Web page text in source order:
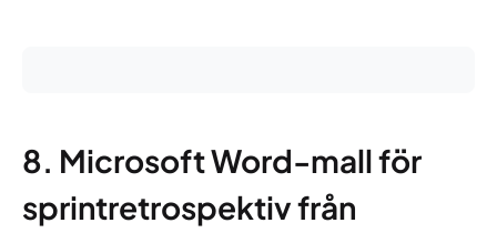
8. Microsoft Word-mall för
sprintretrospektiv från